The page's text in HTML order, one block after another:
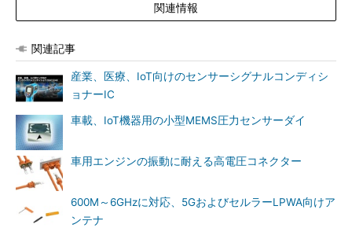
関連情報
関連記事
産業、医療、IoT向けのセンサーシグナルコンディシ
ョナーIC
車載、IoT機器用の小型MEMS圧力センサーダイ
車用エンジンの振動に耐える高電圧コネクター
600M～6GHzに対応、5GおよびセルラーLPWA向けア
ンテナ